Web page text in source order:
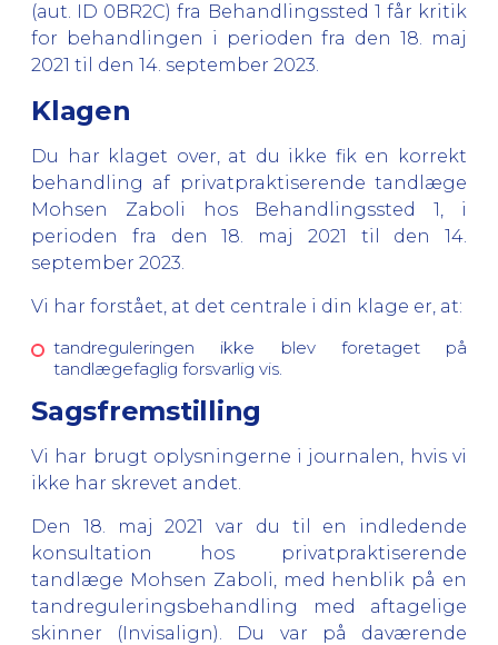
(aut. ID 0BR2C) fra Behandlingssted 1 får kritik
for behandlingen i perioden fra den 18. maj
2021 til den 14. september 2023.
Klagen
Du har klaget over, at du ikke fik en korrekt
behandling af privatpraktiserende tandlæge
Mohsen Zaboli hos Behandlingssted 1, i
perioden fra den 18. maj 2021 til den 14.
september 2023.
Vi har forstået, at det centrale i din klage er, at:
tandreguleringen ikke blev foretaget på
tandlægefaglig forsvarlig vis.
Sagsfremstilling
Vi har brugt oplysningerne i journalen, hvis vi
ikke har skrevet andet.
Den 18. maj 2021 var du til en indledende
konsultation hos privatpraktiserende
tandlæge Mohsen Zaboli, med henblik på en
tandreguleringsbehandling med aftagelige
skinner (Invisalign). Du var på daværende